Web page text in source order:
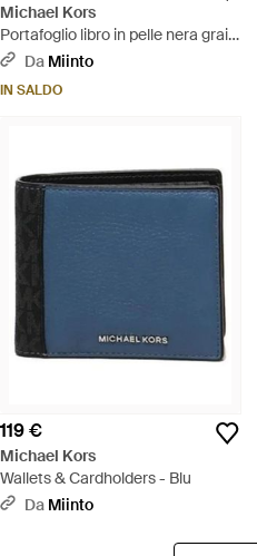
Michael Kors
Portafoglio libro in pelle nera grain
- Nero
Da Miinto
IN SALDO
119 €
Michael Kors
Wallets & Cardholders - Blu
Da Miinto